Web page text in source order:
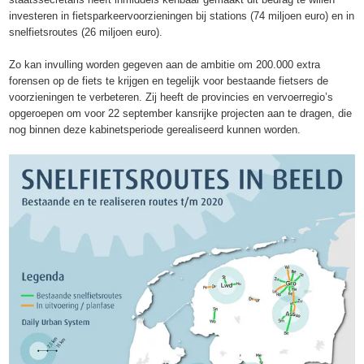
investeren in fietsparkeervoorzieningen bij stations (74 miljoen euro) en in
snelfietsroutes (26 miljoen euro).
Zo kan invulling worden gegeven aan de ambitie om 200.000 extra
forensen op de fiets te krijgen en tegelijk voor bestaande fietsers de
voorzieningen te verbeteren. Zij heeft de provincies en vervoerregio’s
opgeroepen om voor 22 september kansrijke projecten aan te dragen, die
nog binnen deze kabinetsperiode gerealiseerd kunnen worden.